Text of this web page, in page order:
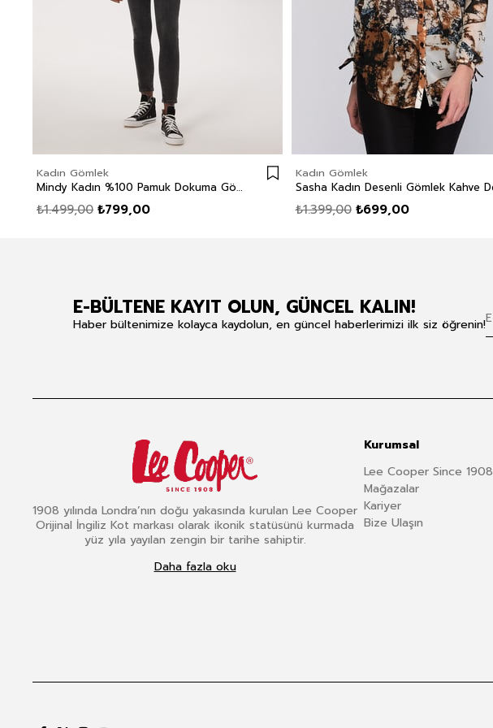
Kadın Gömlek
Mindy Kadın %100 Pamuk Dokuma Gömlek Siyah
₺799,00
₺1.499,00
Kadın Gömlek
₺699,00
₺1.399,00
E-BÜLTENE KAYIT OLUN, GÜNCEL KALIN!
Haber bültenimize kolayca kaydolun, en güncel haberlerimizi ilk siz öğrenin!
1908 yılında Londra’nın doğu yakasında kurulan Lee Cooper
Orijinal İngiliz Kot markası olarak ikonik statüsünü kurmada
yüz yıla yayılan zengin bir tarihe sahiptir.
Daha fazla oku
Kurumsal
Lee Cooper Since 1908
Mağazalar
Kariyer
Bize Ulaşın